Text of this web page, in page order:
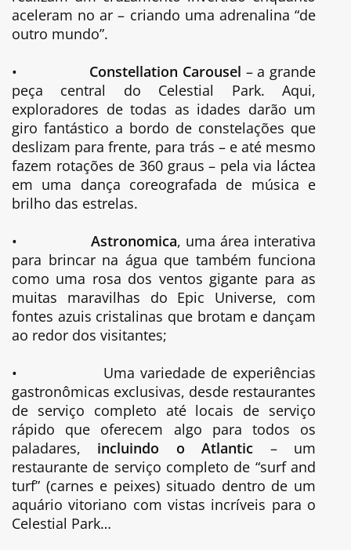
aceleram no ar – criando uma adrenalina “de
outro mundo”.
•
Constellation Carousel – a grande
peça central do Celestial Park. Aqui,
exploradores de todas as idades darão um
giro fantástico a bordo de constelações que
deslizam para frente, para trás – e até mesmo
fazem rotações de 360 graus – pela via láctea
em uma dança coreografada de música e
brilho das estrelas.
•
Astronomica, uma área interativa
para brincar na água que também funciona
como uma rosa dos ventos gigante para as
muitas maravilhas do Epic Universe, com
fontes azuis cristalinas que brotam e dançam
ao redor dos visitantes;
•
Uma variedade de experiências
gastronômicas exclusivas, desde restaurantes
de serviço completo até locais de serviço
rápido que oferecem algo para todos os
paladares, incluindo o Atlantic – um
restaurante de serviço completo de “surf and
turf” (carnes e peixes) situado dentro de um
aquário vitoriano com vistas incríveis para o
Celestial Park…